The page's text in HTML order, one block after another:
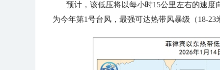
预计，该低压将以每小时15公里左右的速
为今年第1号台风，最强可达热带风暴级（18-23